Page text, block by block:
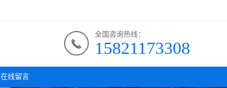
全国咨询热线：
15821173308
在线留言